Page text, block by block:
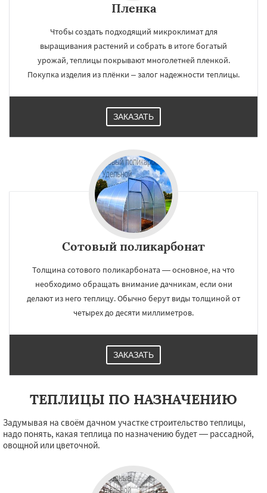
Пленка
Чтобы создать подходящий микроклимат для
выращивания растений и собрать в итоге богатый
урожай, теплицы покрывают многолетней пленкой.
Покупка изделия из плёнки – залог надежности теплицы.
ЗАКАЗАТЬ
Сотовый поликарбонат
Толщина сотового поликарбоната — основное, на что
необходимо обращать внимание дачникам, если они
делают из него теплицу. Обычно берут виды толщиной от
четырех до десяти миллиметров.
ЗАКАЗАТЬ
ТЕПЛИЦЫ ПО НАЗНАЧЕНИЮ
Задумывая на своём дачном участке строительство теплицы,
надо понять, какая теплица по назначению будет — рассадной,
овощной или цветочной.